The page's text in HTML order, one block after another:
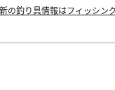
の釣り具情報はフィッシン